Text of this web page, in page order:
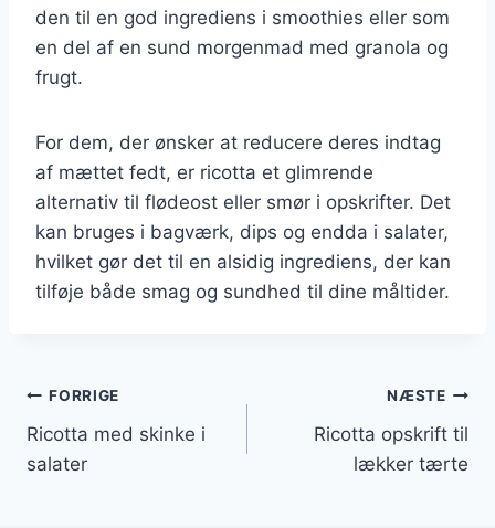
den til en god ingrediens i smoothies eller som
en del af en sund morgenmad med granola og
frugt.
For dem, der ønsker at reducere deres indtag
af mættet fedt, er ricotta et glimrende
alternativ til flødeost eller smør i opskrifter. Det
kan bruges i bagværk, dips og endda i salater,
hvilket gør det til en alsidig ingrediens, der kan
tilføje både smag og sundhed til dine måltider.
Indlægsnavigation
FORRIGE
Ricotta med skinke i
salater
NÆSTE
Ricotta opskrift til
lækker tærte